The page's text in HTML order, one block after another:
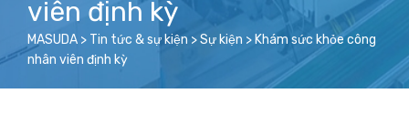
viên định kỳ
MASUDA > Tin tức & sự kiện >Sự kiện > Khám sức khỏe công
nhân viên định kỳ